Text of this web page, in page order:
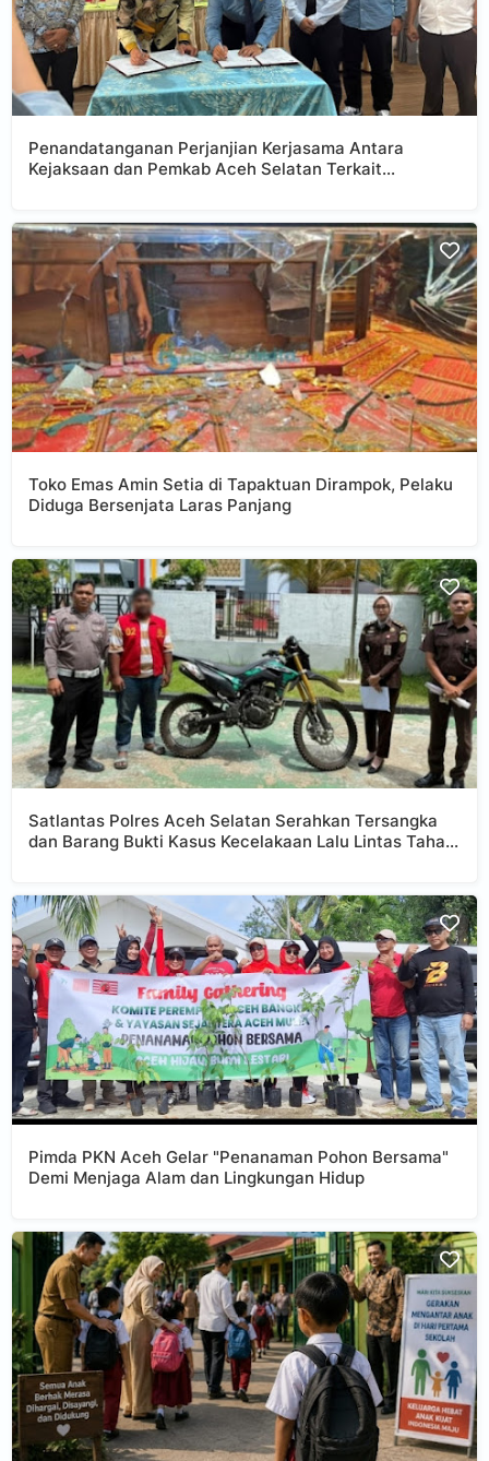
Penandatanganan Perjanjian Kerjasama Antara
Kejaksaan dan Pemkab Aceh Selatan Terkait
Toko Emas Amin Setia di Tapaktuan Dirampok, Pelaku
Diduga Bersenjata Laras Panjang
Satlantas Polres Aceh Selatan Serahkan Tersangka
dan Barang Bukti Kasus Kecelakaan Lalu Lintas Tahap
Pimda PKN Aceh Gelar "Penanaman Pohon Bersama"
Demi Menjaga Alam dan Lingkungan Hidup